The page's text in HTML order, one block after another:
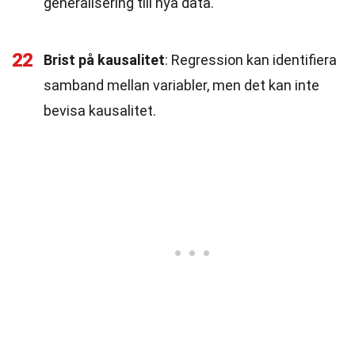
22 Brist på kausalitet: Regression kan identifiera
samband mellan variabler, men det kan inte
bevisa kausalitet.